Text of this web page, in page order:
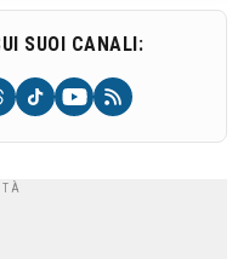
SUOI CANALI: